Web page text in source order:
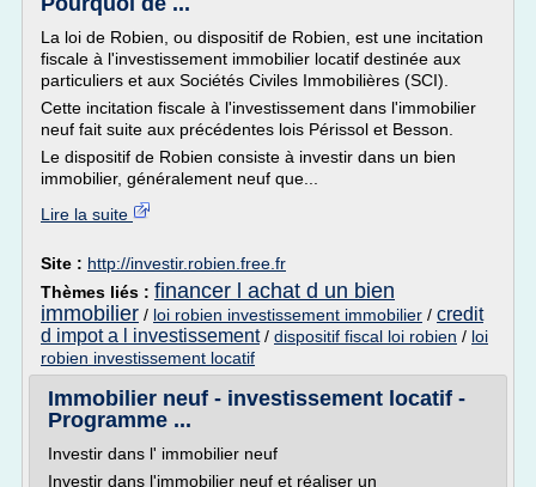
La loi de Robien, ou dispositif de Robien, est une incitation
fiscale à l'investissement immobilier locatif destinée aux
particuliers et aux Sociétés Civiles Immobilières (SCI).
Cette incitation fiscale à l'investissement dans l'immobilier
neuf fait suite aux précédentes lois Périssol et Besson.
Le dispositif de Robien consiste à investir dans un bien
immobilier, généralement neuf que...
Lire la suite
Site : http://investir.robien.free.fr
Thèmes liés : financer l achat d un bien
immobilier / loi robien investissement immobilier / credit
d impot a l investissement/ dispositif fiscal loi robien / loi
robien investissement locatif
Immobilier neuf - investissement locatif -
Programme ...
Investir dans l' immobilier neuf
Investir dans l'immobilier neuf et réaliser un